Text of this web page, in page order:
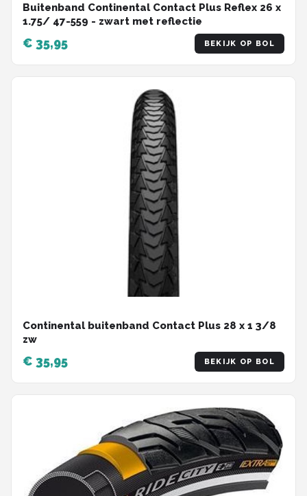
Buitenband Continental Contact Plus Reflex 26 x
1.75/ 47-559 - zwart met reflectie
€ 35,95 BEKIJK OP BOL
Continental buitenband Contact Plus 28 x 1 3/8
zw
€ 35,95 BEKIJK OP BOL